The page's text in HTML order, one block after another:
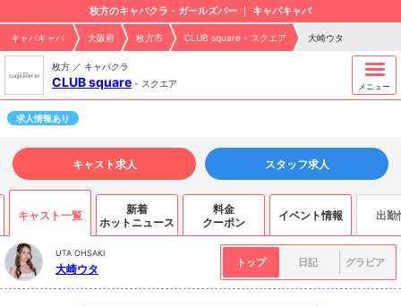
枚方のキャバクラ・ガールズバー キャバキャバ
キャバキャバ 大阪府 枚方市 CLUB square - スクエア 大崎ウタ
枚方 ／ キャバクラ
CLUB square - スクエア メニュー
求人情報あり
キャスト求人 スタッフ求人
キャスト一覧
新着
ホットニュース
料金
クーポン
イベント情報 出勤
UTA OHSAKI
大崎ウタ トップ 日記 グラビア